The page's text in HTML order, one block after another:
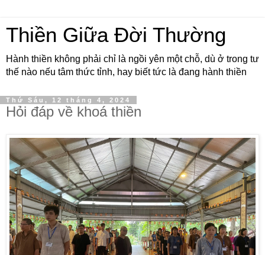
Thiền Giữa Đời Thường
Hành thiền không phải chỉ là ngồi yên một chỗ, dù ở trong tư
thế nào nếu tâm thức tỉnh, hay biết tức là đang hành thiền
Thứ Sáu, 12 tháng 4, 2024
Hỏi đáp về khoá thiền